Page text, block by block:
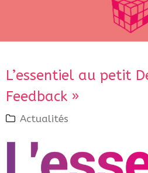
L’essentiel au petit
Feedback »
Actualités